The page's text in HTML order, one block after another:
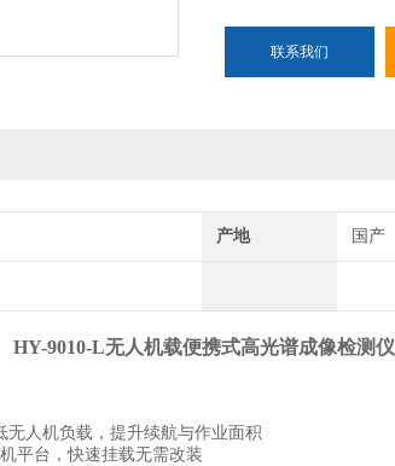
联系我们
产地 国产
HY-9010-L无人机载便携式高光谱成像检测仪
无人机负载，提升续航与作业面积
平台，快速挂载无需改装